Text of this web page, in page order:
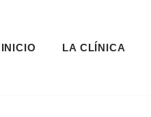
INICIO LA CLÍNICA